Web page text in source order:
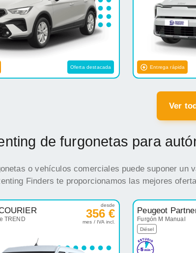
Oferta destacada Entrega rápida
Ver
de furgonetas para
o vehículos comerciales puede suponer
Finders te proporcionamos las mejores
TREND
desde
356 €
mes / IVA incl.
Peugeot
Furgón M Manual
Diésel